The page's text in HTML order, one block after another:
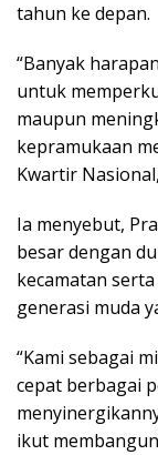
tahun ke depan.
“Banyak
untuk
maupun
kepramukaan
Kwartir
Ia menyebut,
besar dengan
kecamatan
generasi muda
“Kami sebagai
cepat berbagai
ikut